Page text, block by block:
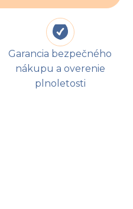
Garancia bezpečného
nákupu a overenie
plnoletosti